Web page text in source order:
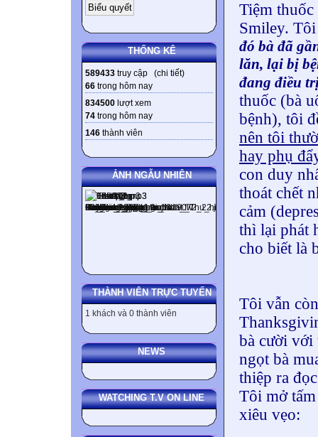
THỐNG KÊ
589433 truy cập (chi tiết)
66 trong hôm nay
834500 lượt xem
74 trong hôm nay
146 thành viên
ẢNH NGẪU NHIÊN
THÀNH VIÊN TRỰC TUYẾN
1 khách và 0 thành viên
NEWS
WATCHING T.V ON LINE
Tiệm thuốc
Smiley.
đó bà đã
lăn, lại bị
đang điều
thuốc (bà
bệnh), tôi
nên tôi
hay phụ
con duy
thoát chết
cảm
thì lại phát
cho biết là
Tôi vẫn
bà cười với
ngọt bà
thiệp ra
Tôi mở
xiêu vẹo: